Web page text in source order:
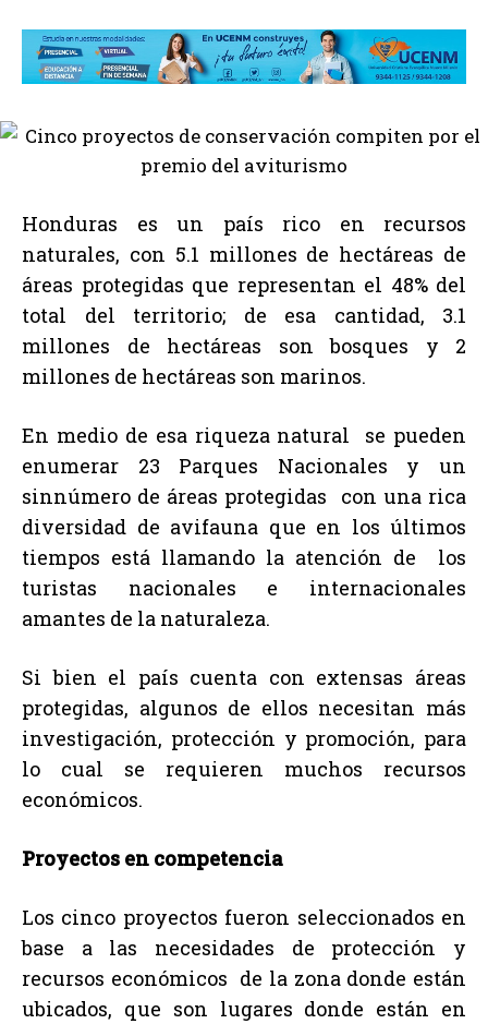
Honduras es un país rico en recursos
naturales, con 5.1 millones de hectáreas de
áreas protegidas que representan el 48% del
total del territorio; de esa cantidad, 3.1
millones de hectáreas son bosques y 2
millones de hectáreas son marinos.
En medio de esa riqueza natural se pueden
enumerar 23 Parques Nacionales y un
sinnúmero de áreas protegidas con una rica
diversidad de avifauna que en los últimos
tiempos está llamando la atención de los
turistas nacionales e internacionales
amantes de la naturaleza.
Si bien el país cuenta con extensas áreas
protegidas, algunos de ellos necesitan más
investigación, protección y promoción, para
lo cual se requieren muchos recursos
económicos.
Proyectos en competencia
Los cinco proyectos fueron seleccionados en
base a las necesidades de protección y
recursos económicos de la zona donde están
ubicados, que son lugares donde están en